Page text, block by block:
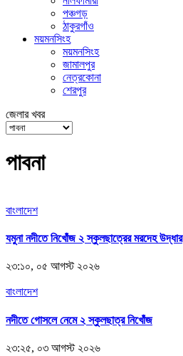
পঞ্চগড়
ঠাকুরগাঁও
ময়মনসিংহ
ময়মনসিংহ
জামালপুর
নেত্রকোনা
শেরপুর
জেলার খবর
পাবনা
বাংলাদেশ
যমুনা নদীতে নিখোঁজ ২ স্কুলছাত্রের মরদেহ উদ্ধার
২৩:১০, ০৫ আগস্ট ২০২৬
বাংলাদেশ
নদীতে গোসলে নেমে ২ স্কুলছাত্র নিখোঁজ
২৩:২৫, ০৩ আগস্ট ২০২৬